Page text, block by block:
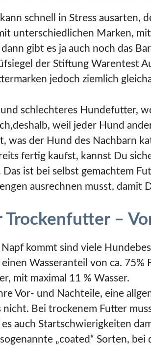
schnell in Stress ausarten,
unterschiedlichen Marken,
gibt es ja auch noch das
der Stiftung Warentest
jedoch ziemlich
schlechteres Hundefutter,
weil jeder Hund
was der Hund des Nachbarn
fertig kaufst, kannst Du
ist bei selbst gemachtem
ausrechnen musst, damit
Trockenfutter –
kommt sind viele
Wasseranteil von ca.
mit maximal 11 % Wasser.
Vor- und Nachteile, eine
Bei trockenem Futter
auch Startschwierigkeiten
„coated“ Sorten, bei